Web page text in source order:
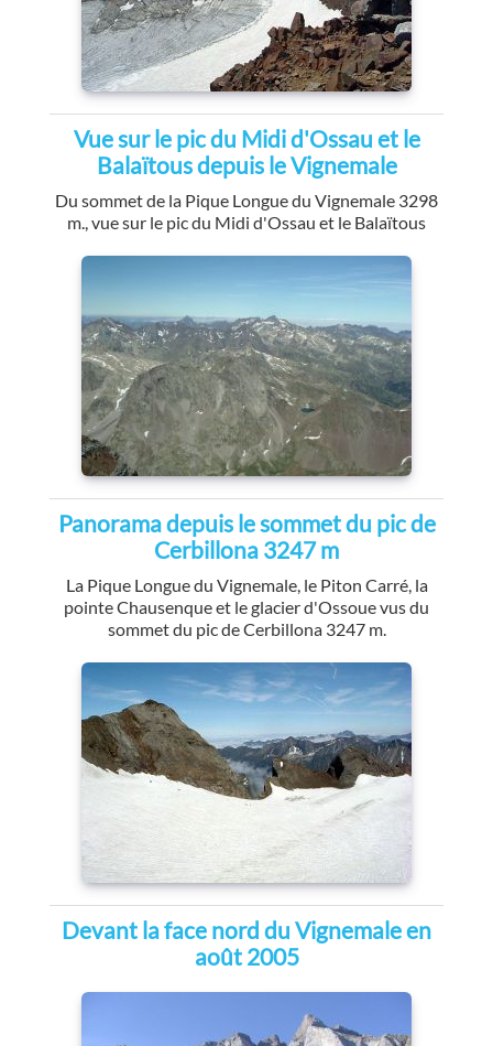
Vue sur le pic du Midi d'Ossau et le
Balaïtous depuis le Vignemale
Du sommet de la Pique Longue du Vignemale 3298
m., vue sur le pic du Midi d'Ossau et le Balaïtous
Panorama depuis le sommet du pic de
Cerbillona 3247 m
La Pique Longue du Vignemale, le Piton Carré, la
pointe Chausenque et le glacier d'Ossoue vus du
sommet du pic de Cerbillona 3247 m.
Devant la face nord du Vignemale en
août 2005